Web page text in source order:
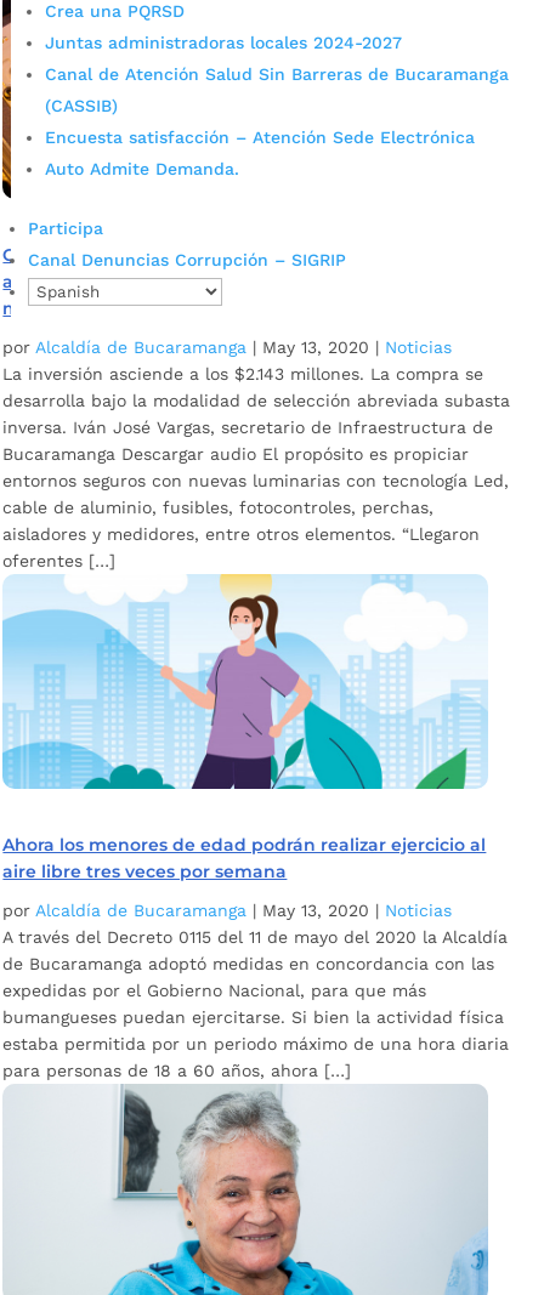
Crea una PQRSD
Juntas administradoras locales 2024-2027
Canal de Atención Salud Sin Barreras de Bucaramanga
(CASSIB)
Encuesta satisfacción – Atención Sede Electrónica
Auto Admite Demanda.
Participa
Canal Denuncias Corrupción – SIGRIP
Cuatro propuestas se presentaron en proceso de
adquisición de materiales eléctricos para el
mantenimiento del alumbrado público
por Alcaldía de Bucaramanga | May 13, 2020 | Noticias
La inversión asciende a los $2.143 millones. La compra se
desarrolla bajo la modalidad de selección abreviada subasta
inversa. Iván José Vargas, secretario de Infraestructura de
Bucaramanga Descargar audio El propósito es propiciar
entornos seguros con nuevas luminarias con tecnología Led,
cable de aluminio, fusibles, fotocontroles, perchas,
aisladores y medidores, entre otros elementos. “Llegaron
oferentes […]
Ahora los menores de edad podrán realizar ejercicio al
aire libre tres veces por semana
por Alcaldía de Bucaramanga | May 13, 2020 | Noticias
A través del Decreto 0115 del 11 de mayo del 2020 la Alcaldía
de Bucaramanga adoptó medidas en concordancia con las
expedidas por el Gobierno Nacional, para que más
bumangueses puedan ejercitarse. Si bien la actividad física
estaba permitida por un periodo máximo de una hora diaria
para personas de 18 a 60 años, ahora […]